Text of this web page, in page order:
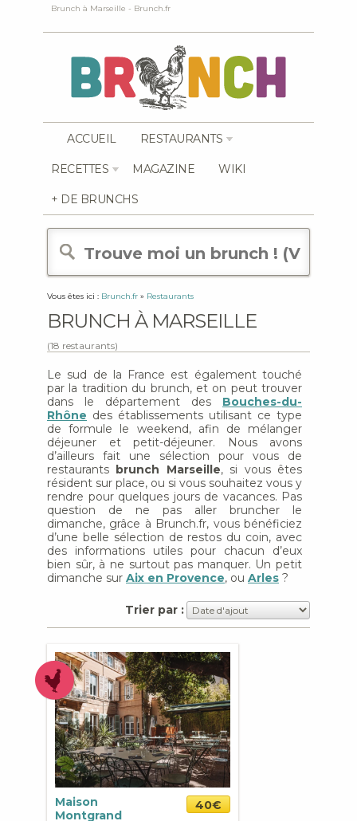
Brunch à Marseille - Brunch.fr
ACCUEIL RESTAURANTS
RECETTES MAGAZINE WIKI
+ DE BRUNCHS
Vous êtes ici : Brunch.fr » Restaurants
BRUNCH À MARSEILLE
(18 restaurants)
Le sud de la France est également touché
par la tradition du brunch, et on peut trouver
dans le département des Bouches-du-
Rhône des établissements utilisant ce type
de formule le weekend, afin de mélanger
déjeuner et petit-déjeuner. Nous avons
d’ailleurs fait une sélection pour vous de
restaurants brunch Marseille, si vous êtes
résident sur place, ou si vous souhaitez vous y
rendre pour quelques jours de vacances. Pas
question de ne pas aller bruncher le
dimanche, grâce à Brunch.fr, vous bénéficiez
d’une belle sélection de restos du coin, avec
des informations utiles pour chacun d’eux
bien sûr, à ne surtout pas manquer. Un petit
dimanche sur Aix en Provence, ou Arles ?
Trier par :
Maison
Montgrand
40€